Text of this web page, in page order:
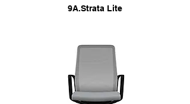
9A.Strata Lite